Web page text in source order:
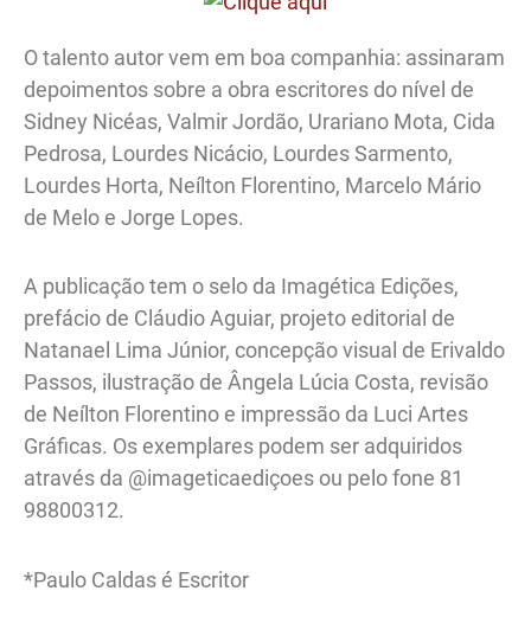
O talento autor vem em boa companhia: assinaram
depoimentos sobre a obra escritores do nível de
Sidney Nicéas, Valmir Jordão, Urariano Mota, Cida
Pedrosa, Lourdes Nicácio, Lourdes Sarmento,
Lourdes Horta, Neílton Florentino, Marcelo Mário
de Melo e Jorge Lopes.
A publicação tem o selo da Imagética Edições,
prefácio de Cláudio Aguiar, projeto editorial de
Natanael Lima Júnior, concepção visual de Erivaldo
Passos, ilustração de Ângela Lúcia Costa, revisão
de Neílton Florentino e impressão da Luci Artes
Gráficas. Os exemplares podem ser adquiridos
através da @imageticaediçoes ou pelo fone 81
98800312.
*Paulo Caldas é Escritor